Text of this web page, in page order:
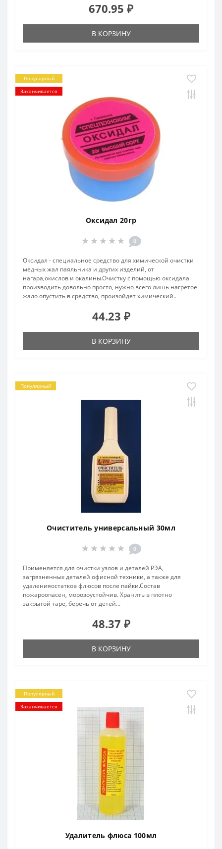
670.95 ₽
В КОРЗИНУ
Популярный
Заканчивается
Оксидал 20гр
0
Оксидал - специальное средство для химической очистки
медных жал паяльника и других изделий, от
нагара,окислов и окалины.Очистку с помощью оксидала
производить довольно просто, нужно всего лишь нагретое
жало опустить в средство, произойдет химический..
44.23 ₽
В КОРЗИНУ
Популярный
Очиститель универсальный 30мл
0
Применяется для очистки узлов и деталей РЭА,
загрязненных деталей офисной техники, а также для
удаленияостатков флюсов после пайки.Состав
пожароопасен, морозоустойчив. Хранить в плотно
закрытой таре, беречь от детей...
48.37 ₽
В КОРЗИНУ
Популярный
Заканчивается
Удалитель флюса 100мл